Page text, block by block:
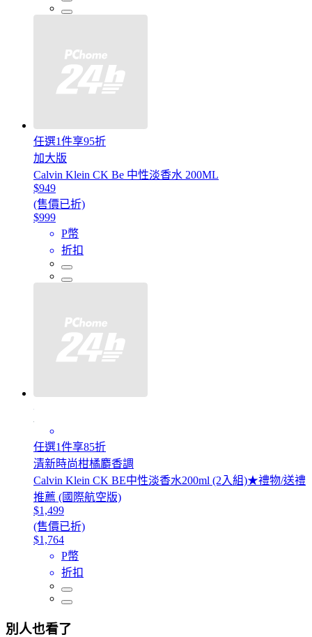
任選1件享95折
加大版
Calvin Klein CK Be 中性淡香水 200ML
$949
(售價已折)
$999
P幣
折扣
任選1件享85折
清新時尚柑橘麝香調
Calvin Klein CK BE中性淡香水200ml (2入組)★禮物/送禮
推薦 (國際航空版)
$1,499
(售價已折)
$1,764
P幣
折扣
別人也看了